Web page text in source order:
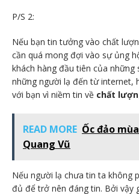
P/S 2:
Nếu bạn tin tưởng vào chất
cần quá mong đợi vào sự ủng
khách hàng đầu tiên của
những người lạ đến từ internet,
với bạn vì niềm tin về chất
READ MORE Ốc đảo
Quang Vũ
Nếu người lạ chưa tin ta không
đủ để trở nên đáng tin. Bởi vậy